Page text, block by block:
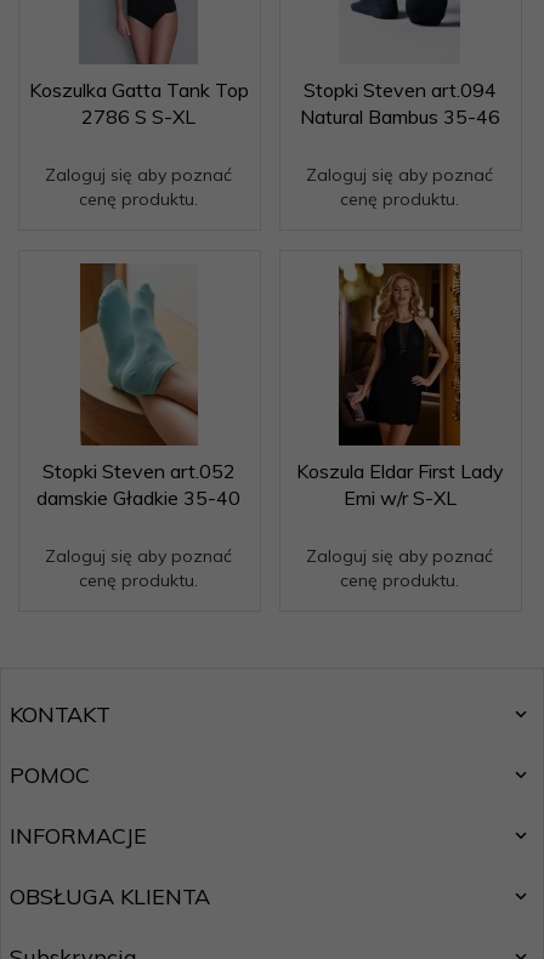
Koszulka Gatta Tank Top
2786 S S-XL
Zaloguj się aby poznać
cenę produktu.
Stopki Steven art.094
Natural Bambus 35-46
Zaloguj się aby poznać
cenę produktu.
Stopki Steven art.052
damskie Gładkie 35-40
Zaloguj się aby poznać
cenę produktu.
Koszula Eldar First Lady
Emi w/r S-XL
Zaloguj się aby poznać
cenę produktu.
KONTAKT
POMOC
INFORMACJE
OBSŁUGA KLIENTA